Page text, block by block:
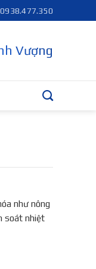
0938.477.350
Vượng
như nông
soát nhiệt